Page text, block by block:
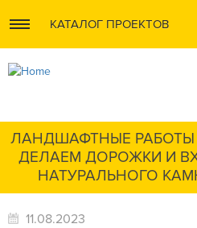
КАТАЛОГ ПРОЕКТОВ
ЛАНДШАФТНЫЕ РАБОТЫ
ДЕЛАЕМ ДОРОЖКИ И
НАТУРАЛЬНОГО
11.08.2023